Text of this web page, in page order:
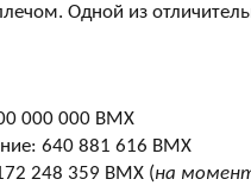
Одной из
000 000 BMX
640 881 616 BMX
248 359 BMX (на